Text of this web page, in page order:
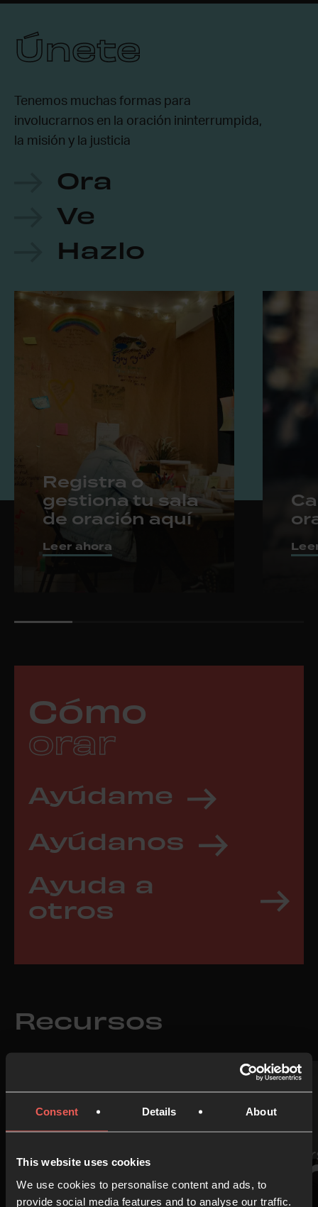
Consent Details About
This website uses cookies
We use cookies to personalise content and ads, to
provide social media features and to analyse our traffic.
Únete
Tenemos muchas formas para
involucrarnos en la oración ininterrumpida,
la misión y la justicia
Ora
Ve
Hazlo
Registra o
gestiona tu sala
de oración aquí
Leer ahora
Cómo
orar
Ayúdame
Ayúdanos
Ayuda a
otros
Recursos